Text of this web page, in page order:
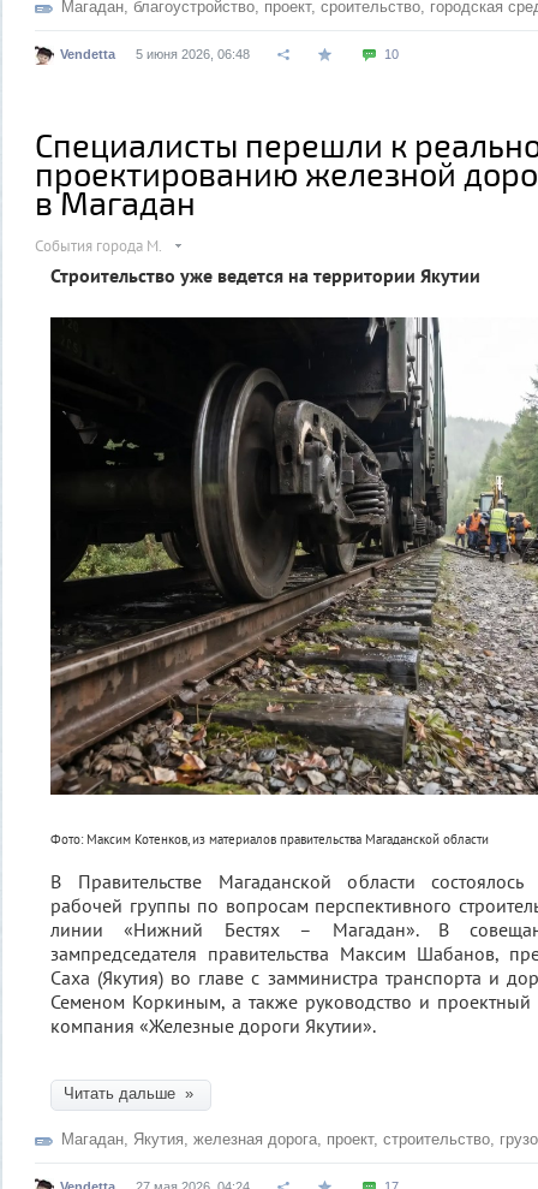
Магадан, благоустройство, проект, сроительство, городская
Vendetta 5 июня 2026, 06:48 10
Специалисты перешли к
проектированию железной
в Магадан
События города М.
Строительство уже ведется на территории Якутии
Фото: Максим Котенков, из материалов правительства Магаданской области
В Правительстве Магаданской области состоялось
рабочей группы по вопросам перспективного
линии «Нижний Бестях – Магадан». В
зампредседателя правительства Максим Шабанов,
Саха (Якутия) во главе с замминистра транспорта и
Семеном Коркиным, а также руководство и
компания «Железные дороги Якутии».
Читать дальше »
Магадан Якутия железная дорога проект, строительство
Vendetta 27 мая 2026, 04:24 17